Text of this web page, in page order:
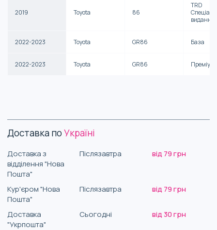
2019 Toyota 86
TRD
видання
2022-2023 Toyota GR86 База
2022-2023 Toyota GR86 Преміум
Доставка поУкраїні
Доставка з
відділення "Нова
Пошта"
Післязавтра від 79 грн
Кур'єром "Нова
Пошта"
Післязавтра від 79 грн
Доставка
"Укрпошта"
Сьогодні від 30 грн